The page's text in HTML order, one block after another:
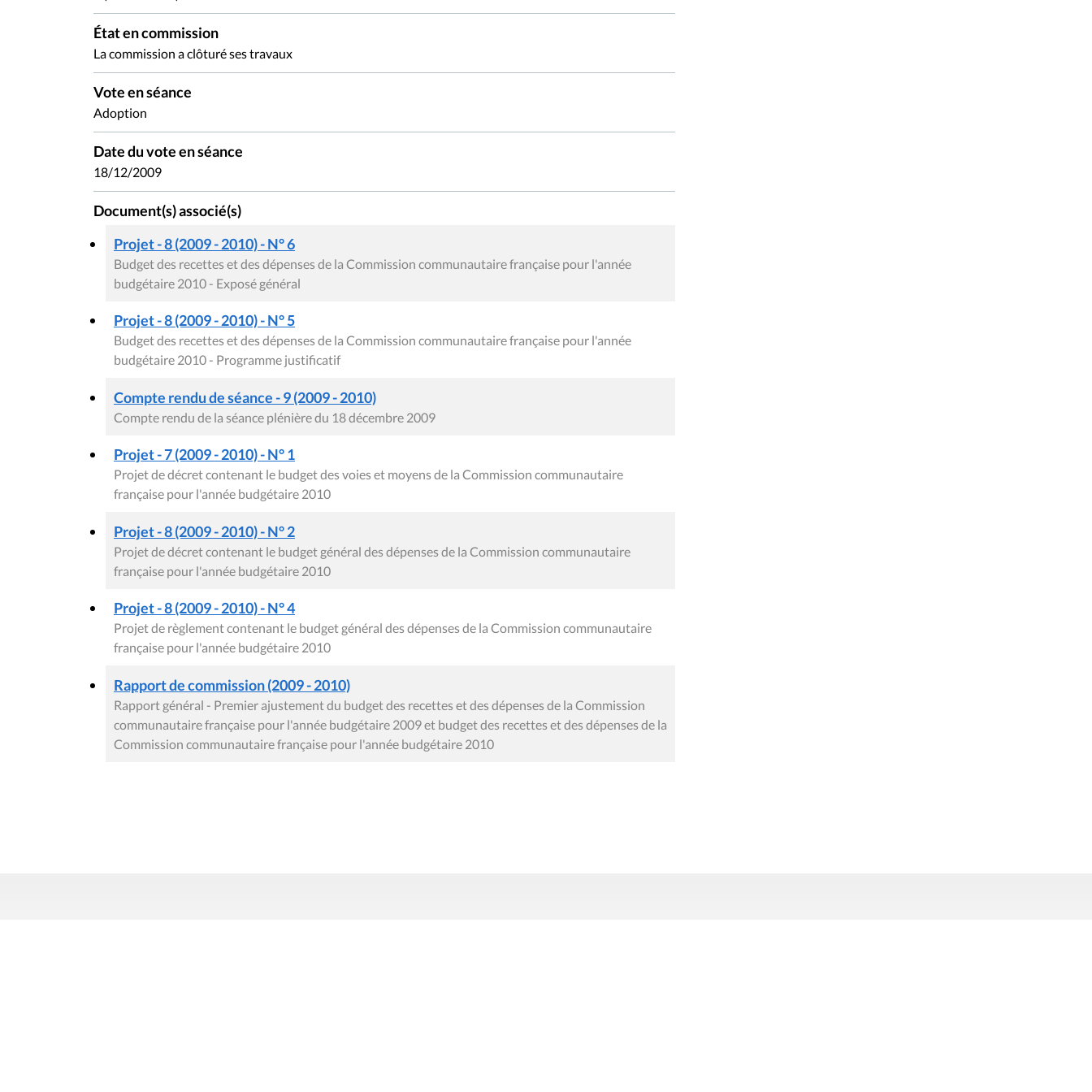
État en commission
La commission a clôturé ses travaux
Vote en séance
Adoption
Date du vote en séance
18/12/2009
Document(s) associé(s)
Projet - 8 (2009 - 2010) - N° 6
Budget des recettes et des dépenses de la Commission communautaire française pour l'année
budgétaire 2010 - Exposé général
Projet - 8 (2009 - 2010) - N° 5
Budget des recettes et des dépenses de la Commission communautaire française pour l'année
budgétaire 2010 - Programme justificatif
Compte rendu de séance - 9 (2009 - 2010)
Compte rendu de la séance plénière du 18 décembre 2009
Projet - 7 (2009 - 2010) - N° 1
Projet de décret contenant le budget des voies et moyens de la Commission communautaire
française pour l'année budgétaire 2010
Projet - 8 (2009 - 2010) - N° 2
Projet de décret contenant le budget général des dépenses de la Commission communautaire
française pour l'année budgétaire 2010
Projet - 8 (2009 - 2010) - N° 4
Projet de règlement contenant le budget général des dépenses de la Commission communautaire
française pour l'année budgétaire 2010
Rapport de commission (2009 - 2010)
Rapport général - Premier ajustement du budget des recettes et des dépenses de la Commission
communautaire française pour l'année budgétaire 2009 et budget des recettes et des dépenses de la
Commission communautaire française pour l'année budgétaire 2010